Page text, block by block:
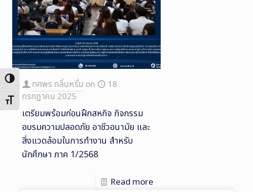
Toggle High Contrast
Toggle Font size
ทศพร กลิ่นหรั่น on
18
กรกฎาคม 2025
เตรียมพร้อมก่อนฝึกสหกิจ กิจกรรม
อบรมความปลอดภัย อาชีวอนามัย และ
สิ่งแวดล้อมในการทำงาน สำหรับ
นักศึกษา ภาค 1/2568
Read more